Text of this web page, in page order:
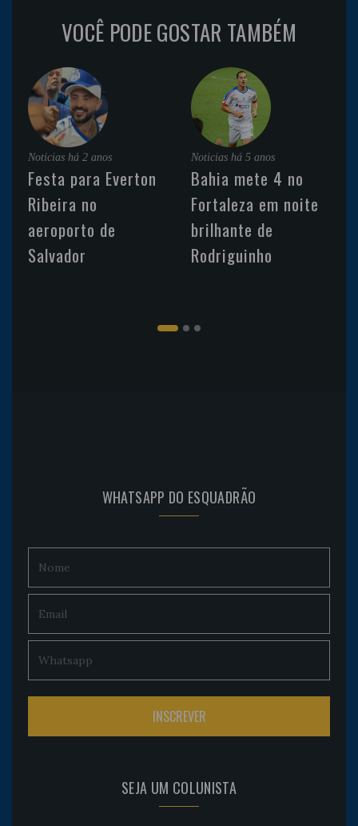
VOCÊ PODE GOSTAR TAMBÉM
Noticias há 2 anos
Festa para Everton
Ribeira no
aeroporto de
Salvador
Noticias há 5 anos
Bahia mete 4 no
Fortaleza em noite
brilhante de
Rodriguinho
WHATSAPP DO ESQUADRÃO
SEJA UM COLUNISTA